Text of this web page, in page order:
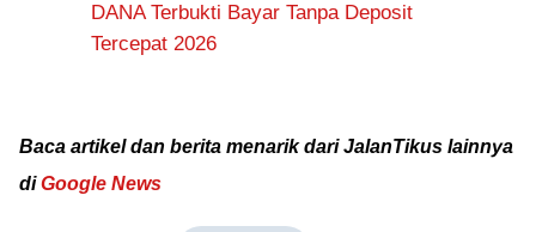
DANA Terbukti Bayar Tanpa Deposit
Tercepat 2026
Baca artikel dan berita menarik dari JalanTikus lainnya
diGoogle News